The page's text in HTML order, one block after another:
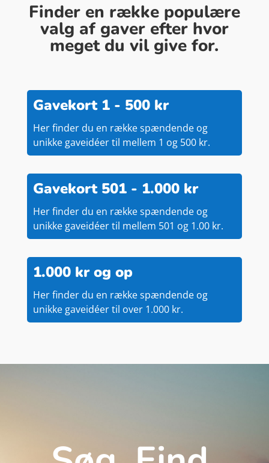
Finder en række populære
valg af gaver efter hvor
meget du vil give for.
Gavekort 1 - 500 kr
Her finder du en række spændende og
unikke gaveidéer til mellem 1 og 500 kr.
Gavekort 501 - 1.000 kr
Her finder du en række spændende og
unikke gaveidéer til mellem 501 og 1.00 kr.
1.000 kr og op
Her finder du en række spændende og
unikke gaveidéer til over 1.000 kr.